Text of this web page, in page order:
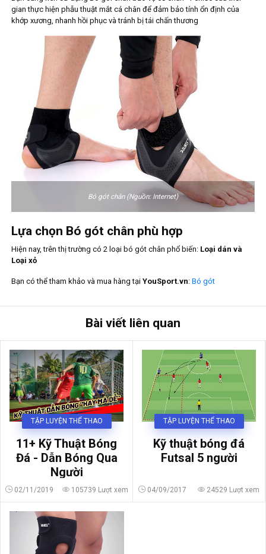
gian thực hiện phẫu thuật mắt cá chân để đảm bảo tính ổn định của
khớp xương, nhanh hồi phục và tránh bị tái chấn thương
Bó gót chân (Nguồn: Internet)
Lựa chọn Bó gót chân phù hợp
Hiện nay, trên thị trường có 2 loại bó gót chân phổ biến: Loại dán và
Loại xỏ
Bạn có thể tham khảo và mua hàng tại YouSport.vn: Bó gót
Bài viết liên quan
TẬP LUYỆN THỂ THAO
11+ Kỹ Thuật Bóng
Đá - Dẫn Bóng Qua
Người
02/11/2019 105739 Lượt xem
TẬP LUYỆN THỂ THAO
Kỹ thuật bóng đá
Futsal 5 người
04/09/2017 24529 Lượt xem